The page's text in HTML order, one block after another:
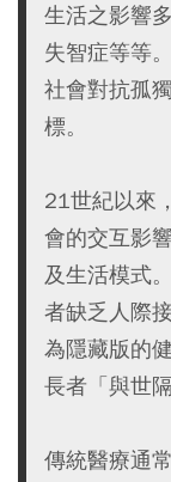
生活之影響
失智症等等
社會對抗孤
標。
21世紀以來
會的交互影
及生活模式
者缺乏人際
為隱藏版的
長者「與世
傳統醫療通